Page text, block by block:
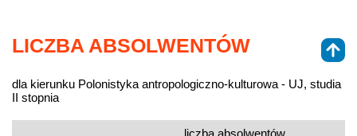
LICZBA ABSOLWENTÓW
dla kierunku Polonistyka antropologiczno-kulturowa - UJ, studia
II stopnia